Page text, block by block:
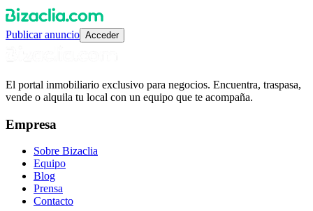
Publicar anuncio Acceder
El portal inmobiliario exclusivo para negocios. Encuentra, traspasa,
vende o alquila tu local con un equipo que te acompaña.
Empresa
Sobre Bizaclia
Equipo
Blog
Prensa
Contacto